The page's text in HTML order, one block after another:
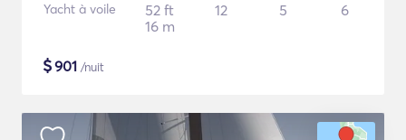
Yacht à voile
52 ft
16 m
12 5 6
$901 /nuit